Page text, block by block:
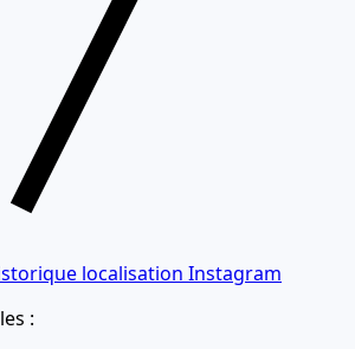
localisation Instagram
: